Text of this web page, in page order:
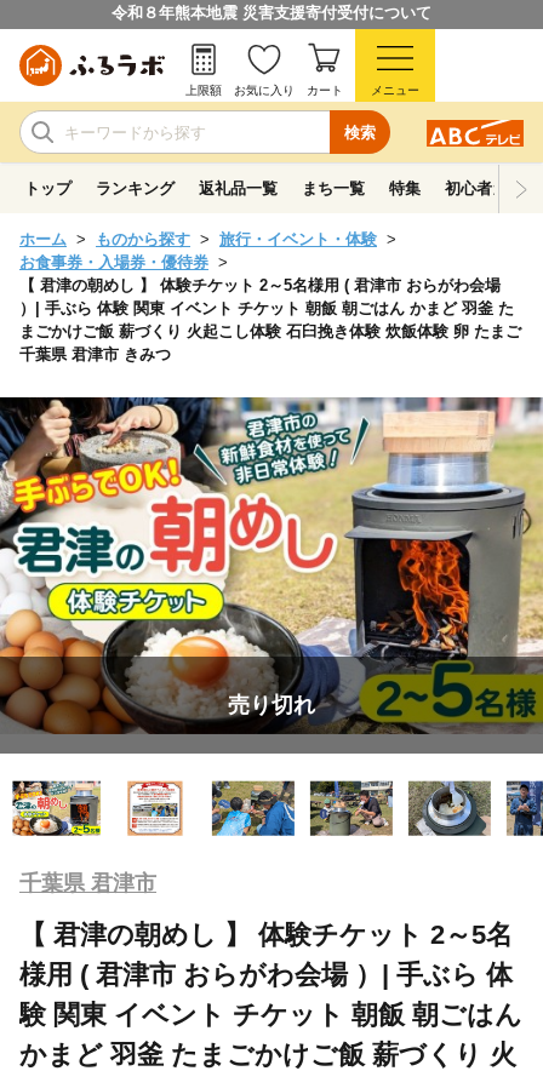
令和８年熊本地震 災害支援寄付受付について
検索
上限額 お気に入り カート メニュー
トップ ランキング 返礼品一覧 まち一覧 特集 初心者ガイド
ホーム ものから探す
旅行・イベント・体験
お食事券・入場券・優待券
【 君津の朝めし 】 体験チケット 2～5名様用 ( 君津市 おらがわ会場
）| 手ぶら 体験 関東 イベント チケット 朝飯 朝ごはん かまど 羽釜 た
まごかけご飯 薪づくり 火起こし体験 石臼挽き体験 炊飯体験 卵 たまご
千葉県 君津市 きみつ
売り切れ
千葉県 君津市
【 君津の朝めし 】 体験チケット 2～5名
様用 ( 君津市 おらがわ会場 ）| 手ぶら 体
験 関東 イベント チケット 朝飯 朝ごはん
かまど 羽釜 たまごかけご飯 薪づくり 火